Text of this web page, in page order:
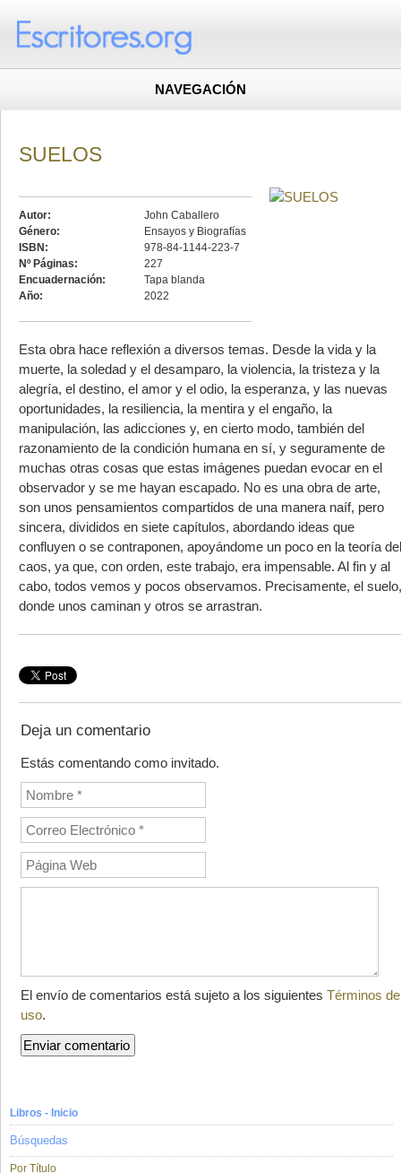
NAVEGACIÓN
SUELOS
Autor:
John Caballero
Género:
Ensayos y Biografías
ISBN:
978-84-1144-223-7
Nº Páginas:
227
Encuadernación:
Tapa blanda
Año:
2022
Esta obra hace reflexión a diversos temas. Desde la vida y la
muerte, la soledad y el desamparo, la violencia, la tristeza y la
alegría, el destino, el amor y el odio, la esperanza, y las nuevas
oportunidades, la resiliencia, la mentira y el engaño, la
manipulación, las adicciones y, en cierto modo, también del
razonamiento de la condición humana en sí, y seguramente de
muchas otras cosas que estas imágenes puedan evocar en el
observador y se me hayan escapado. No es una obra de arte,
son unos pensamientos compartidos de una manera naíf, pero
sincera, divididos en siete capítulos, abordando ideas que
confluyen o se contraponen, apoyándome un poco en la teoría del
caos, ya que, con orden, este trabajo, era impensable. Al fin y al
cabo, todos vemos y pocos observamos. Precisamente, el suelo,
donde unos caminan y otros se arrastran.
Deja un comentario
Estás comentando como invitado.
El envío de comentarios está sujeto a los siguientes Términos de
uso.
Libros - Inicio
Búsquedas
Por Título